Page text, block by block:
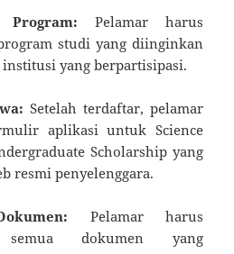
Pelamar harus
studi yang diinginkan
yang berpartisipasi.
Setelah terdaftar, pelamar
aplikasi untuk Science
Scholarship yang
resmi penyelenggara.
Pelamar harus
semua dokumen yang